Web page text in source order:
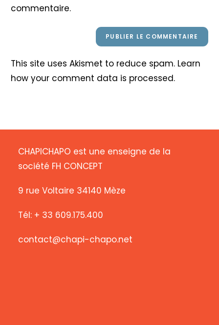
commentaire.
This site uses Akismet to reduce spam. Learn
how your comment data is processed.
CHAPICHAPO est une enseigne de la
société FH CONCEPT
9 rue Voltaire 34140 Mèze
Tél: + 33 609.175.400
contact@chapi-chapo.net